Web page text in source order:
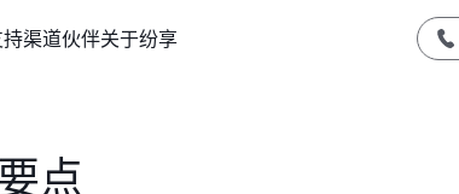
渠道伙伴关于纷享
点